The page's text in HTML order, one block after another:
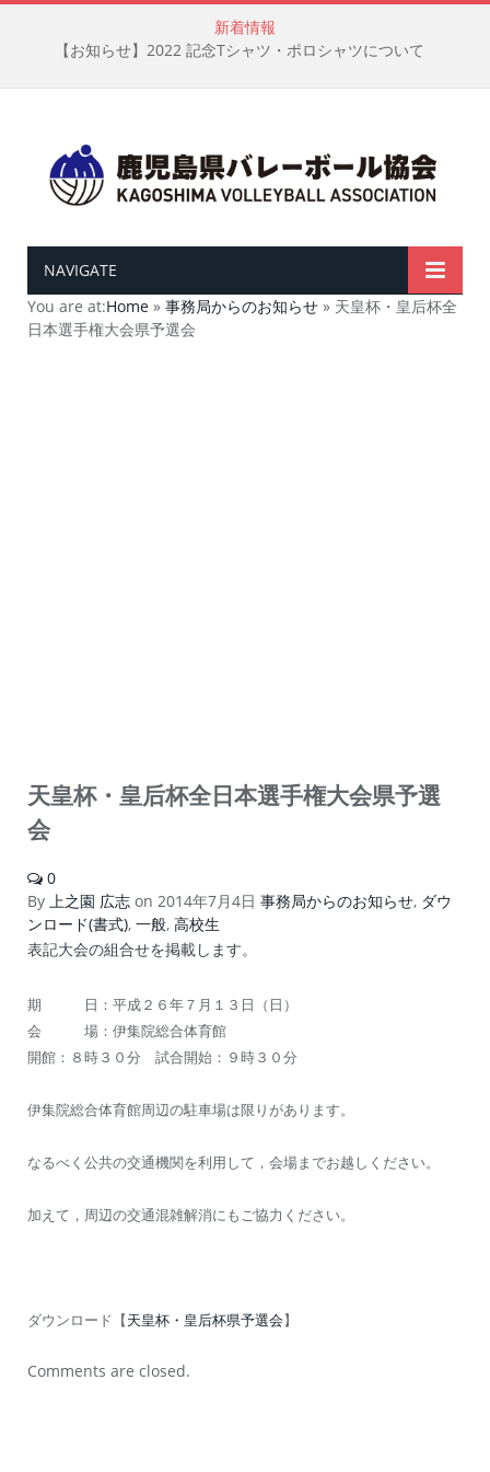
新着情報
【お知らせ】2022 記念Tシャツ・ポロシャツについて
NAVIGATE
You are at:Home » 事務局からのお知らせ » 天皇杯・皇后杯全
日本選手権大会県予選会
天皇杯・皇后杯全日本選手権大会県予選
会
0
By 上之園 広志 on 2014年7月4日 事務局からのお知らせ, ダウ
ンロード(書式), 一般, 高校生
表記大会の組合せを掲載します。
期 日：平成２６年７月１３日（日）
会 場：伊集院総合体育館
開館：８時３０分 試合開始：９時３０分
伊集院総合体育館周辺の駐車場は限りがあります。
なるべく公共の交通機関を利用して，会場までお越しください。
加えて，周辺の交通混雑解消にもご協力ください。
ダウンロード【天皇杯・皇后杯県予選会】
Comments are closed.